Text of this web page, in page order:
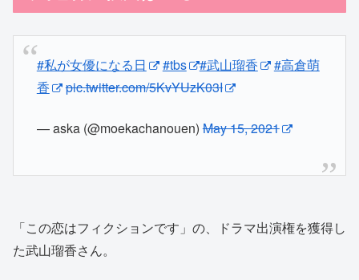
#私が女優になる日 #tbs #武山瑠香
#高倉萌
香
pic.twitter.com/5KvYUzK03I
— aska (@moekachanouen)May 15, 2021
「この恋はフィクションです」の、ドラマ出演権を獲得し
た武山瑠香さん。